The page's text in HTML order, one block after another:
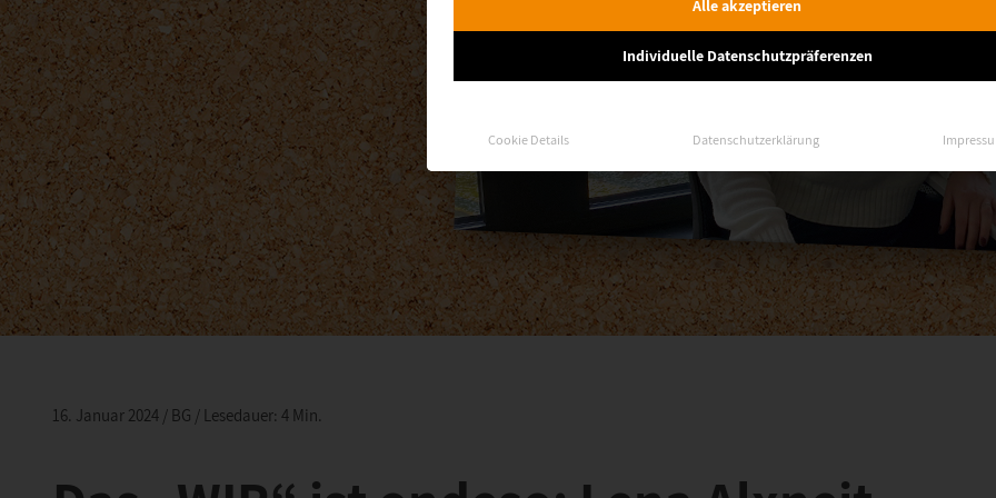
16. Januar 2024 / BG / Lesedauer: 4 Min.
Alle akzeptieren
Individuelle Datenschutzpräferenzen
Cookie Details Datenschutzerklärung